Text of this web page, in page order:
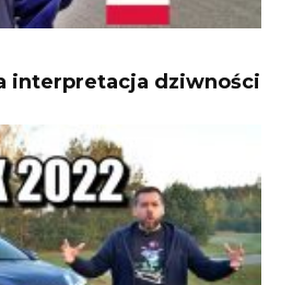
interpretacja dziwności